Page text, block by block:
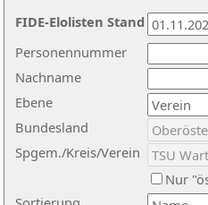
Nachname
Ebene
Personennummer
Bundesland
Spgem./Kreis/Verein
Nur
FIDE-Elolisten Stand